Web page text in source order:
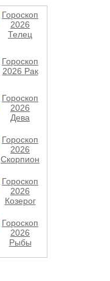
Гороскоп
2026
Телец
Гороскоп
2026 Рак
Гороскоп
2026
Дева
Гороскоп
2026
Скорпион
Гороскоп
2026
Козерог
Гороскоп
2026
Рыбы